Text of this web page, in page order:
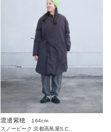
渡邊紫穂
164cm
スノーピーク 京都高島屋S.C.